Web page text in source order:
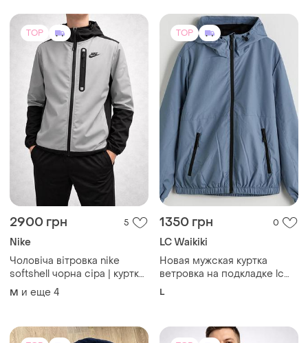
TOP
2900 грн 5
Nike
Чоловіча вітровка nike
softshell чорна сіра | куртка
на флісі з капюшоном |
демісезонна спортивна
M и еще 4
TOP
1350 грн 0
LC Waikiki
Новая мужская куртка
ветровка на подкладке lc
waikiki, l
L